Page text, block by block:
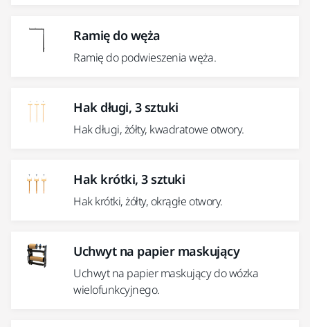
Ramię do węża
Ramię do podwieszenia węża.
Hak długi, 3 sztuki
Hak długi, żółty, kwadratowe otwory.
Hak krótki, 3 sztuki
Hak krótki, żółty, okrągłe otwory.
Uchwyt na papier maskujący
Uchwyt na papier maskujący do wózka
wielofunkcyjnego.